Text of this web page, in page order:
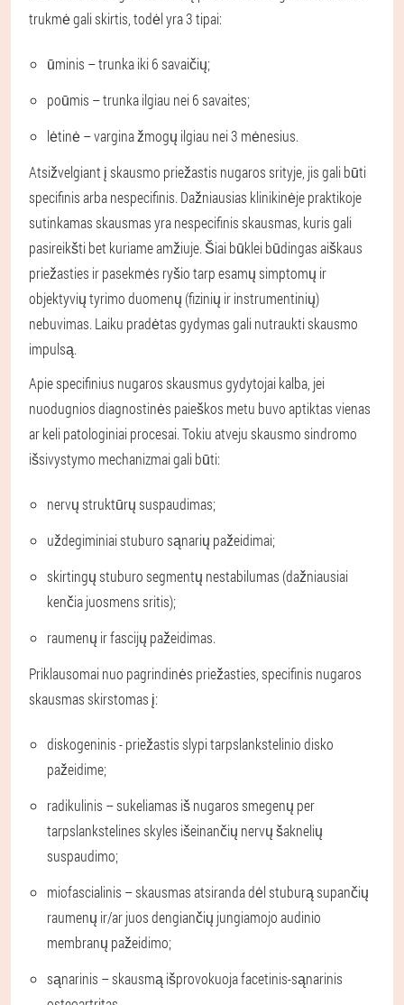
trukmė gali skirtis, todėl yra 3 tipai:
ūminis – trunka iki 6 savaičių;
poūmis – trunka ilgiau nei 6 savaites;
lėtinė – vargina žmogų ilgiau nei 3 mėnesius.
Atsižvelgiant į skausmo priežastis nugaros srityje, jis gali būti
specifinis arba nespecifinis. Dažniausias klinikinėje praktikoje
sutinkamas skausmas yra nespecifinis skausmas, kuris gali
pasireikšti bet kuriame amžiuje. Šiai būklei būdingas aiškaus
priežasties ir pasekmės ryšio tarp esamų simptomų ir
objektyvių tyrimo duomenų (fizinių ir instrumentinių)
nebuvimas. Laiku pradėtas gydymas gali nutraukti skausmo
impulsą.
Apie specifinius nugaros skausmus gydytojai kalba, jei
nuodugnios diagnostinės paieškos metu buvo aptiktas vienas
ar keli patologiniai procesai. Tokiu atveju skausmo sindromo
išsivystymo mechanizmai gali būti:
nervų struktūrų suspaudimas;
uždegiminiai stuburo sąnarių pažeidimai;
skirtingų stuburo segmentų nestabilumas (dažniausiai
kenčia juosmens sritis);
raumenų ir fascijų pažeidimas.
Priklausomai nuo pagrindinės priežasties, specifinis nugaros
skausmas skirstomas į:
diskogeninis - priežastis slypi tarpslankstelinio disko
pažeidime;
radikulinis – sukeliamas iš nugaros smegenų per
tarpslankstelines skyles išeinančių nervų šaknelių
suspaudimo;
miofascialinis – skausmas atsiranda dėl stuburą supančių
raumenų ir/ar juos dengiančių jungiamojo audinio
membranų pažeidimo;
sąnarinis – skausmą išprovokuoja facetinis-sąnarinis